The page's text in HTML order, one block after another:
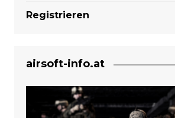
Registrieren
airsoft-info.at